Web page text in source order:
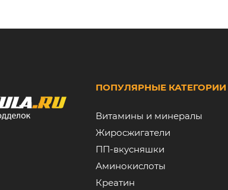
ПОПУЛЯРНЫЕ КАТЕГОРИИ
Витамины и минералы
Жиросжигатели
ПП-вкусняшки
Аминокислоты
Креатин